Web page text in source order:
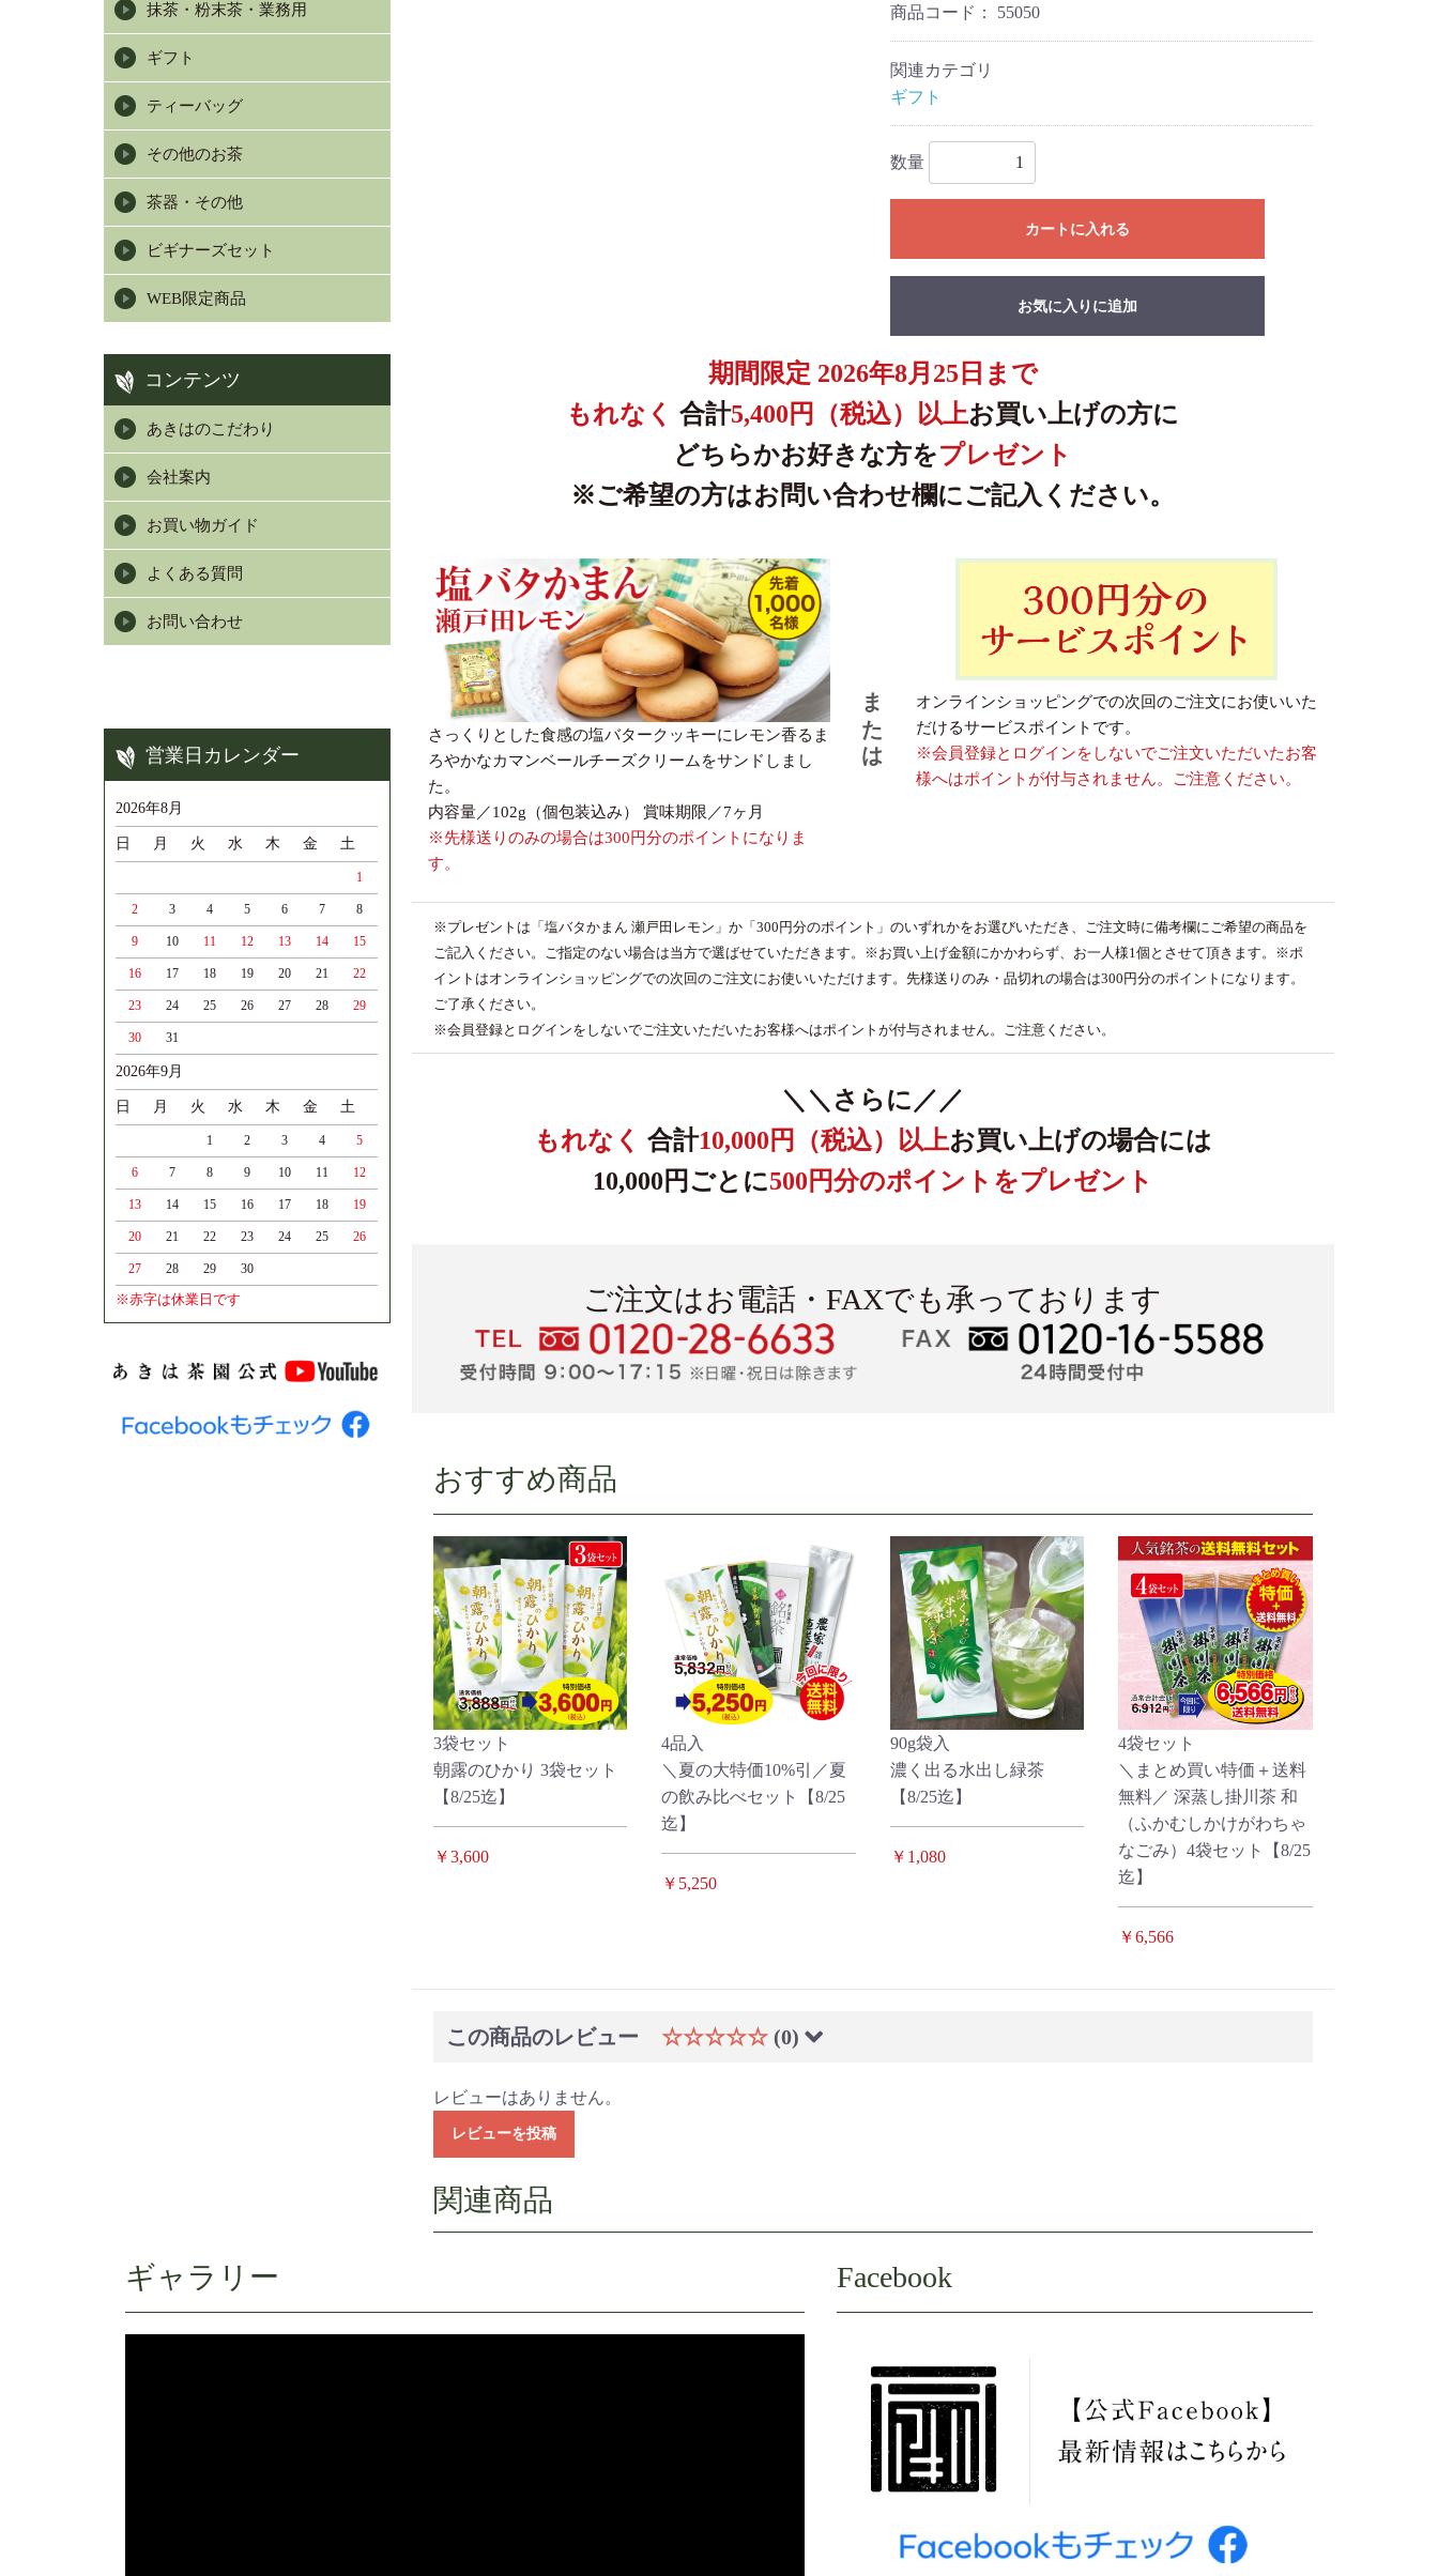
抹茶・粉末茶・業務用
ギフト
ティーバッグ
その他のお茶
茶器・その他
ビギナーズセット
WEB限定商品
コンテンツ
あきはのこだわり
会社案内
お買い物ガイド
よくある質問
お問い合わせ
営業日カレンダー
2026年8月
日 月 火 水 木 金 土
1
2 3 4 5 6 7 8
9 10 11 12 13 14 15
16 17 18 19 20 21 22
23 24 25 26 27 28 29
30 31
2026年9月
日 月 火 水 木 金 土
1 2 3 4 5
6 7 8 9 10 11 12
13 14 15 16 17 18 19
20 21 22 23 24 25 26
27 28 29 30
※赤字は休業日です
商品コード： 55050
関連カテゴリ
ギフト
数量
カートに入れる
お気に入りに追加
期間限定 2026年8月25日まで
もれなく 合計5,400円（税込）以上お買い上げの方に
どちらかお好きな方をプレゼント
※ご希望の方はお問い合わせ欄にご記入ください。
さっくりとした食感の塩バタークッキーにレモン香るま
ろやかなカマンベールチーズクリームをサンドしまし
た。
内容量／102g（個包装込み） 賞味期限／7ヶ月
※先様送りのみの場合は300円分のポイントになりま
す。
または
オンラインショッピングでの次回のご注文にお使いいた
だけるサービスポイントです。
※会員登録とログインをしないでご注文いただいたお客
様へはポイントが付与されません。ご注意ください。
※プレゼントは「塩バタかまん 瀬戸田レモン」か「300円分のポイント」のいずれかをお選びいただき、ご注文時に備考欄にご希望の商品を
ご記入ください。ご指定のない場合は当方で選ばせていただきます。※お買い上げ金額にかかわらず、お一人様1個とさせて頂きます。※ポ
イントはオンラインショッピングでの次回のご注文にお使いいただけます。先様送りのみ・品切れの場合は300円分のポイントになります。
ご了承ください。
※会員登録とログインをしないでご注文いただいたお客様へはポイントが付与されません。ご注意ください。
＼＼さらに／／
もれなく 合計10,000円（税込）以上お買い上げの場合には
10,000円ごとに500円分のポイントをプレゼント
ご注文はお電話・FAXでも承っております
おすすめ商品
3袋セット
朝露のひかり 3袋セット
【8/25迄】
￥3,600
4品入
＼夏の大特価10%引／夏
の飲み比べセット【8/25
迄】
￥5,250
90g袋入
濃く出る水出し緑茶
【8/25迄】
￥1,080
4袋セット
＼まとめ買い特価＋送料
無料／ 深蒸し掛川茶 和
（ふかむしかけがわちゃ
なごみ）4袋セット【8/25
迄】
￥6,566
この商品のレビュー ☆☆☆☆☆ (0)
レビューはありません。
レビューを投稿
ギャラリー Facebook